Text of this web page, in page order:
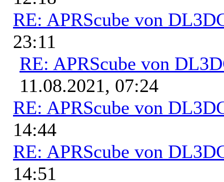
RE: APRScube von
23:11
RE: APRScube von
11.08.2021, 07:24
RE: APRScube von
14:44
RE: APRScube von
14:51